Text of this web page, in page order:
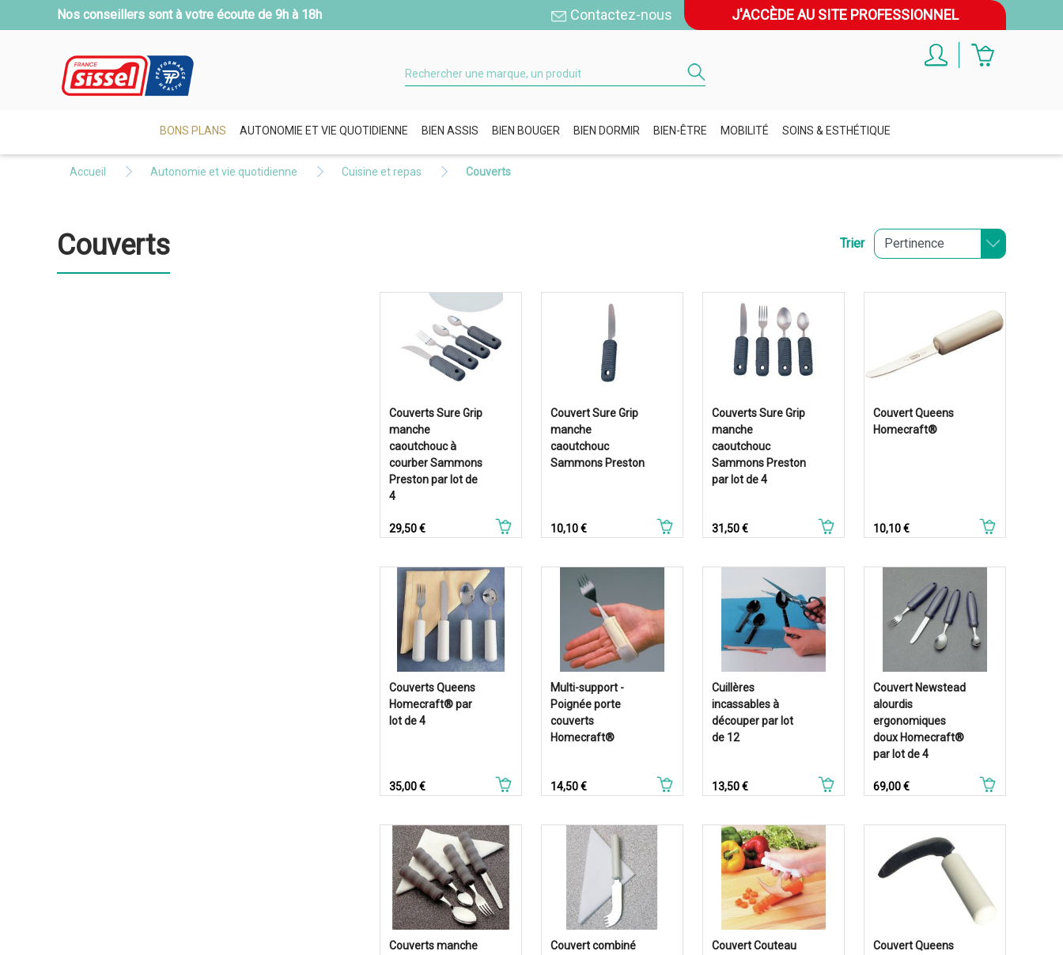
Nos conseillers sont à votre écoute de 9h à 18h Contactez-nous J'ACCÈDE AU SITE PROFESSIONNEL
BONS PLANS AUTONOMIE ET VIE QUOTIDIENNE BIEN ASSIS BIEN BOUGER BIEN DORMIR BIEN-ÊTRE MOBILITÉ SOINS & ESTHÉTIQUE
Accueil Autonomie et vie quotidienne Cuisine et repas Couverts
Couverts Trier
Couverts Sure Grip
manche
caoutchouc à
courber Sammons
Preston par lot de
4
Prix
29,50 €
Couvert Sure Grip
manche
caoutchouc
Sammons Preston
Prix
10,10 €
Couverts Sure Grip
manche
caoutchouc
Sammons Preston
par lot de 4
Prix
31,50 €
Couvert Queens
Homecraft®
Prix
10,10 €
Couverts Queens
Homecraft® par
lot de 4
Prix
35,00 €
Multi-support -
Poignée porte
couverts
Homecraft®
Prix
14,50 €
Cuillères
incassables à
découper par lot
de 12
Prix
13,50 €
Couvert Newstead
alourdis
ergonomiques
doux Homecraft®
par lot de 4
Prix
69,00 €
Couverts manche
Couvert combiné
Couvert Couteau
Couvert Queens